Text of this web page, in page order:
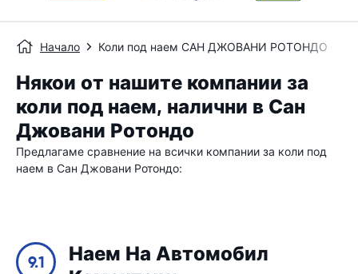
Начало Коли под наем САН ДЖОВАНИ РОТОНДО
Някои от нашите компании за
коли под наем, налични в Сан
Джовани Ротондо
Предлагаме сравнение на всички компании за коли под
наем в Сан Джовани Ротондо:
9.1
Наем На Автомобил